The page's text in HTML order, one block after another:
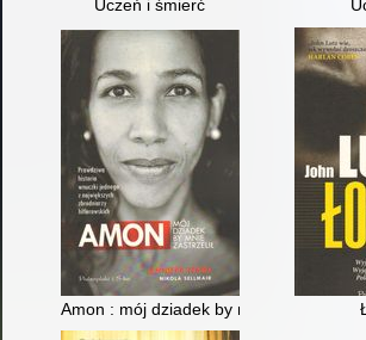
Uczeń i śmierć
Amon : mój dziadek by mnie zastrzelił